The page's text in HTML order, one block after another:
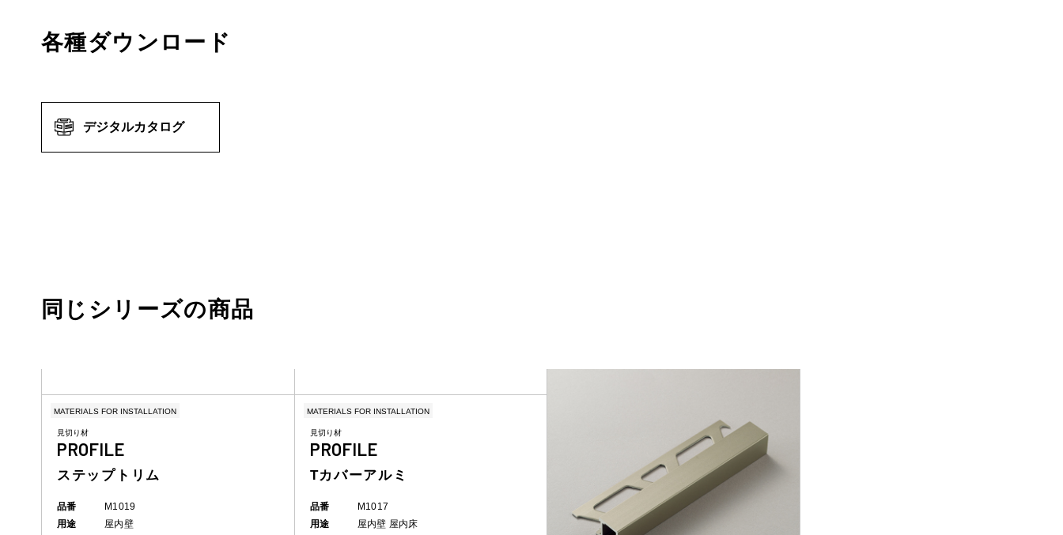
各種ダウンロード
デジタルカタログ
同じシリーズの商品
MATERIALS FOR INSTALLATION
見切り材
PROFILE
ステップトリム
品番
M1019
用途
屋内壁
MATERIALS FOR INSTALLATION
見切り材
PROFILE
Tカバーアルミ
品番
M1017
用途
屋内壁 屋内床